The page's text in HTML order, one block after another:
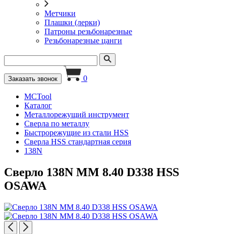
Метчики
Плашки (лерки)
Патроны резьбонарезные
Резьбонарезные цанги
Заказать звонок 0
MCTool
Каталог
Металлорежущий инструмент
Сверла по металлу
Быстрорежущие из стали HSS
Сверла HSS стандартная серия
138N
Сверло 138N MM 8.40 D338 HSS
OSAWA